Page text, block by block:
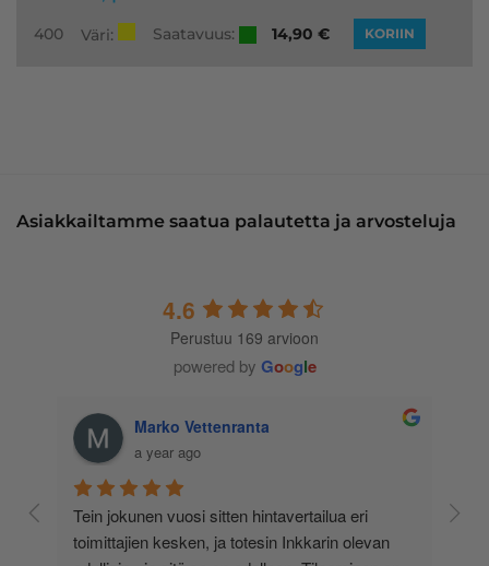
400 Väri: Saatavuus: 14,90 € KORIIN
Asiakkailtamme saatua palautetta ja arvosteluja
4.6
Perustuu 169 arvioon
powered by Google
Marko Vettenranta
a year ago
Tein jokunen vuosi sitten hintavertailua eri
toimittajien kesken, ja totesin Inkkarin olevan